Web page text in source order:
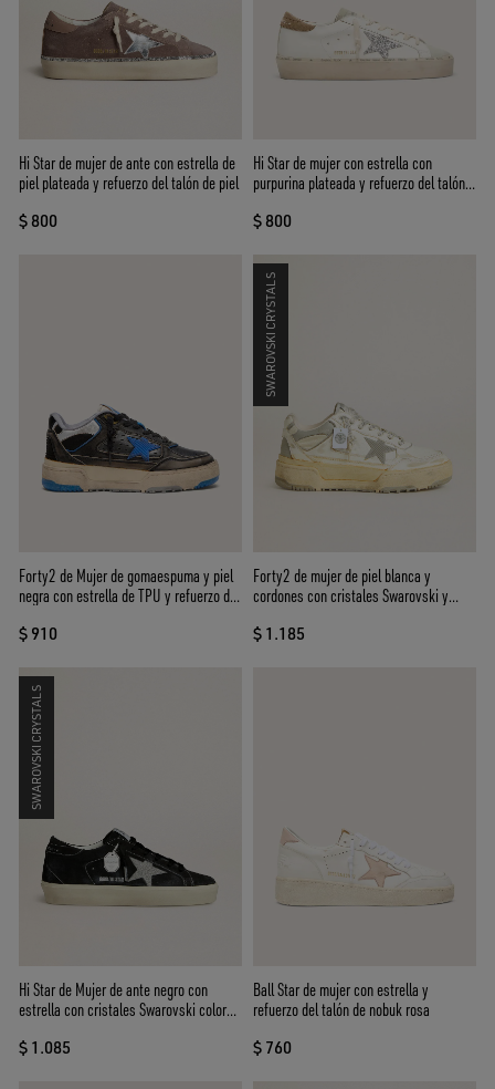
Hi Star de mujer de ante con estrella de
piel plateada y refuerzo del talón de piel
$ 800
Hi Star de mujer con estrella con
purpurina plateada y refuerzo del talón
$ 800
Forty2 de Mujer de gomaespuma y piel
negra con estrella de TPU y refuerzo del
$ 910
SWAROVSKI CRYSTALS
Forty2 de mujer de piel blanca y
cordones con cristales Swarovski y
$ 1.185
SWAROVSKI CRYSTALS
Hi Star de Mujer de ante negro con
estrella con cristales Swarovski color
$ 1.085
Ball Star de mujer con estrella y
refuerzo del talón de nobuk rosa
$ 760